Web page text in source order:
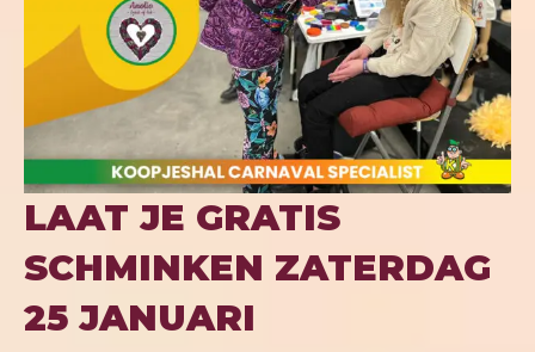
LAAT JE GRATIS
SCHMINKEN ZATERDAG
25 JANUARI